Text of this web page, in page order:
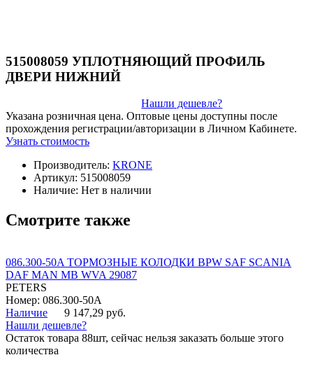
515008059 УПЛОТНЯЮЩИЙ ПРОФИЛЬ
ДВЕРИ НИЖНИЙ
Нашли дешевле?
Указана розничная цена. Оптовые цены доступны после
прохождения регистрации/авторизации в Личном Кабинете.
Узнать стоимость
Производитель: KRONE
Артикул: 515008059
Наличие: Нет в наличии
Смотрите также
086.300-50A ТОРМОЗНЫЕ КОЛОДКИ BPW SAF SCANIA
DAF MAN MB WVA 29087
PETERS
Номер: 086.300-50A
Наличие
9 147,29 руб.
Нашли дешевле?
Остаток товара 88шт, сейчас нельзя заказать больше этого
количества